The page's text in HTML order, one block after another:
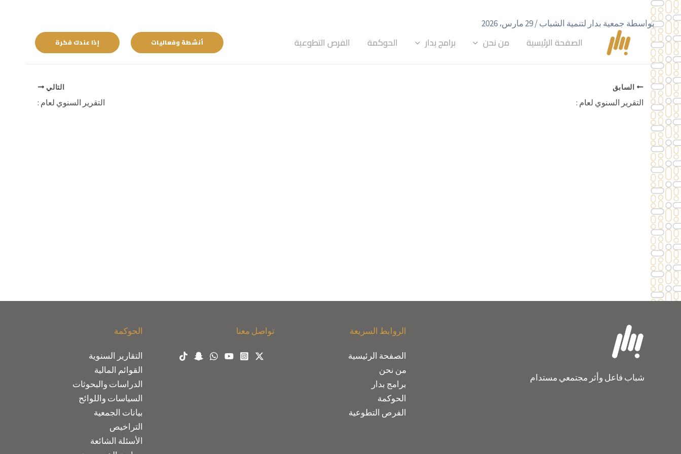
تخطي
إلى
المحتوى
الصفحة الرئيسية من نحن برامج بدار الحوكمة الفرص التطوعية أنشطة وفعاليات إذا عندك فكرة
بواسطة جمعية بدار لتنمية الشباب/29 مارس، 2026
السابق
التقرير السنوي لعام :
التالي
التقرير السنوي لعام :
شباب فاعل وأثر مجتمعي مستدام
الروابط السريعة
الصفحة الرئيسية
من نحن
برامج بدار
الحوكمة
الفرص التطوعية
تواصل معنا الحوكمة
التقارير السنوية
القوائم المالية
الدراسات والبحوثات
السياسات واللوائح
بيانات الجمعية
التراخيص
الأسئلة الشائعة